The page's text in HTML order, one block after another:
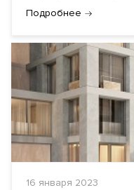
Подробнее
16 января 2023